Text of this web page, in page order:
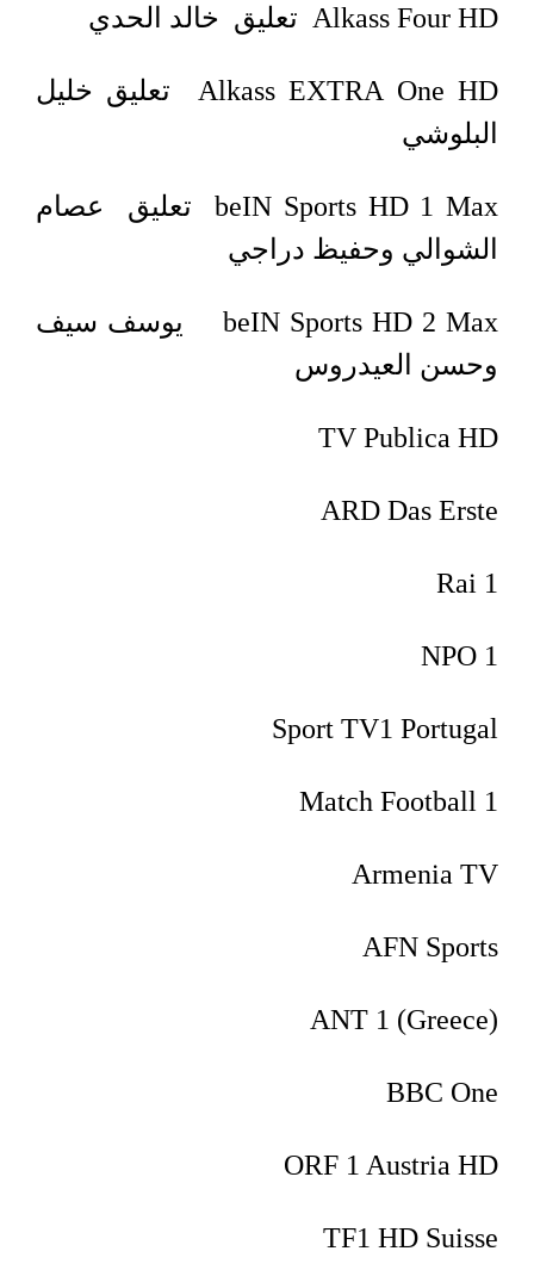
Alkass Four HD تعليق خالد الحدي
Alkass EXTRA One HD تعليق خليل
البلوشي
beIN Sports HD 1 Max تعليق عصام
الشوالي وحفيظ دراجي
beIN Sports HD 2 Max يوسف سيف
وحسن العيدروس
TV Publica HD
ARD Das Erste
Rai 1
NPO 1
Sport TV1 Portugal
Match Football 1
Armenia TV
AFN Sports
ANT 1 (Greece)
BBC One
ORF 1 Austria HD
TF1 HD Suisse